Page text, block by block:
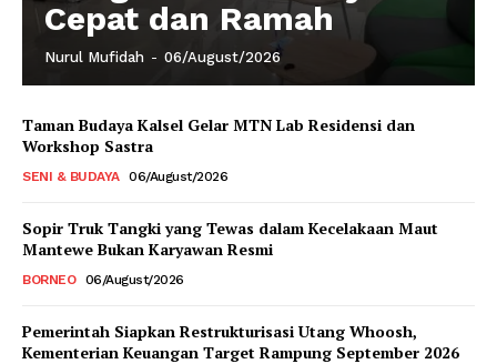
Cepat dan Ramah
Nurul Mufidah - 06/August/2026
Taman Budaya Kalsel Gelar MTN Lab Residensi dan
Workshop Sastra
SENI & BUDAYA 06/August/2026
Sopir Truk Tangki yang Tewas dalam Kecelakaan Maut
Mantewe Bukan Karyawan Resmi
BORNEO 06/August/2026
Pemerintah Siapkan Restrukturisasi Utang Whoosh,
Kementerian Keuangan Target Rampung September 2026